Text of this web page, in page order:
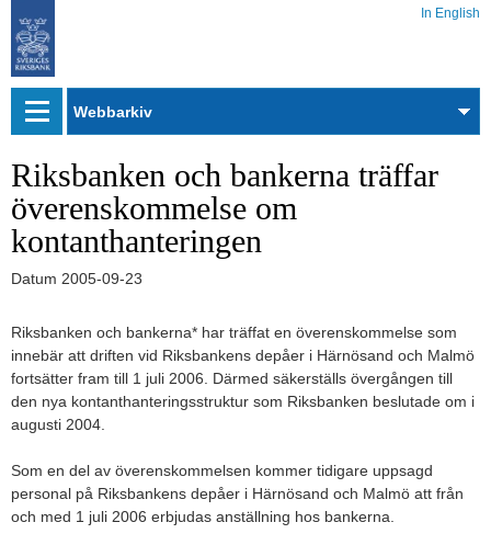
In English
Webbarkiv
Riksbanken och bankerna träffar
överenskommelse om
kontanthanteringen
Datum 2005-09-23
Riksbanken och bankerna* har träffat en överenskommelse som
innebär att driften vid Riksbankens depåer i Härnösand och Malmö
fortsätter fram till 1 juli 2006. Därmed säkerställs övergången till
den nya kontanthanteringsstruktur som Riksbanken beslutade om i
augusti 2004.
Som en del av överenskommelsen kommer tidigare uppsagd
personal på Riksbankens depåer i Härnösand och Malmö att från
och med 1 juli 2006 erbjudas anställning hos bankerna.